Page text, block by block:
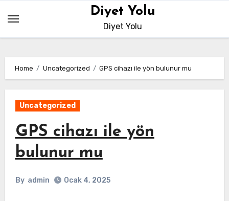
content
Diyet Yolu
Diyet Yolu
Home Uncategorized GPS cihazı ile yön bulunur mu
Uncategorized
GPS cihazı ile yön
bulunur mu
By admin Ocak 4, 2025